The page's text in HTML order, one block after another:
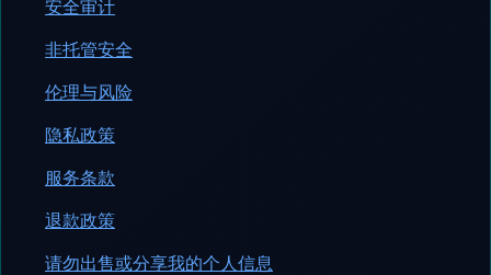
安全审计
非托管安全
伦理与风险
隐私政策
服务条款
退款政策
请勿出售或分享我的个人信息